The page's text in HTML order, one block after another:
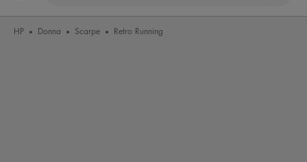
HP Donna Scarpe Retro Running